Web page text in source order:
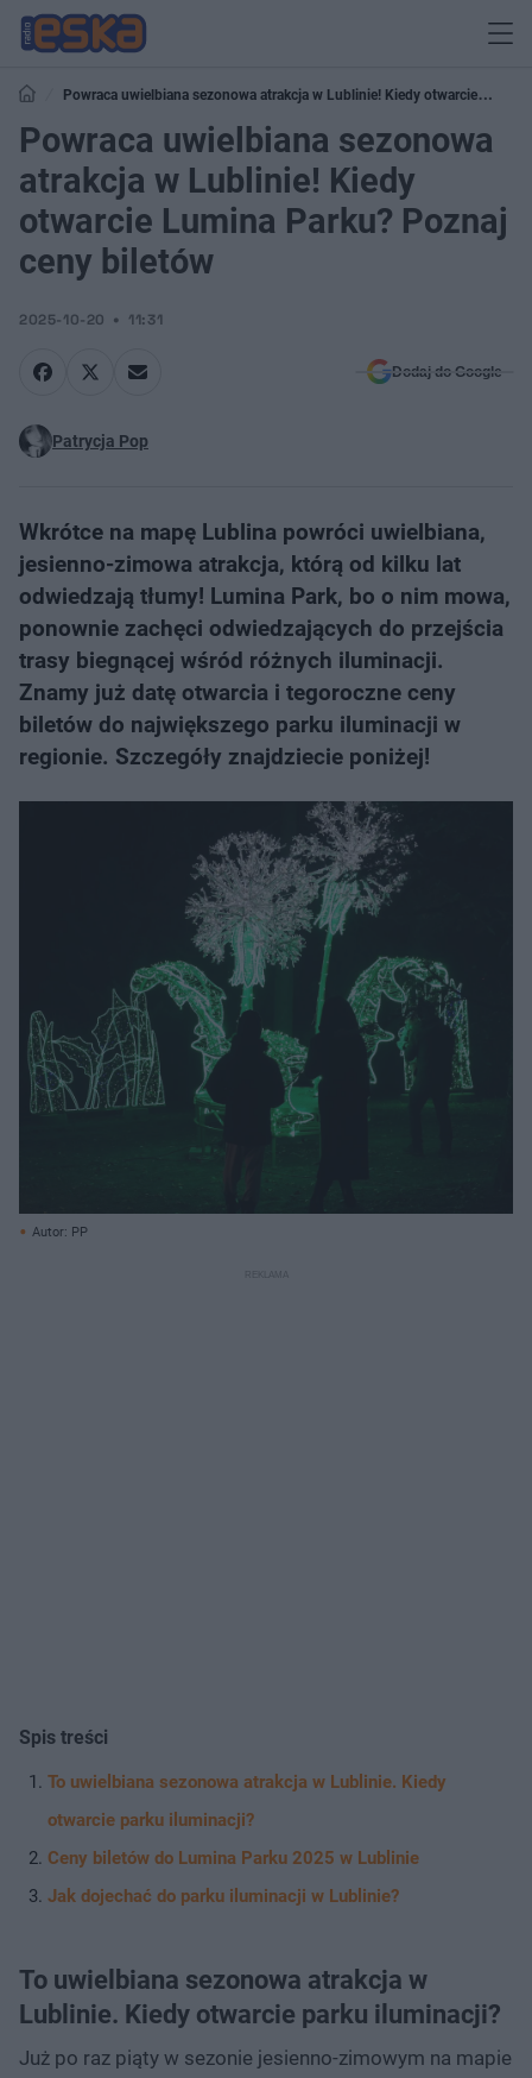
Powraca uwielbiana sezonowa atrakcja w Lublinie! Kiedy otwarcie
Lumina Parku? Poznaj ceny biletów
Powraca uwielbiana sezonowa
atrakcja w Lublinie! Kiedy
otwarcie Lumina Parku? Poznaj
ceny biletów
2025-10-20 11:31
Dodaj do Google
Patrycja Pop
Wkrótce na mapę Lublina powróci uwielbiana,
jesienno-zimowa atrakcja, którą od kilku lat
odwiedzają tłumy! Lumina Park, bo o nim mowa,
ponownie zachęci odwiedzających do przejścia
trasy biegnącej wśród różnych iluminacji.
Znamy już datę otwarcia i tegoroczne ceny
biletów do największego parku iluminacji w
regionie. Szczegóły znajdziecie poniżej!
Autor: PP
Spis treści
To uwielbiana sezonowa atrakcja w Lublinie. Kiedy
otwarcie parku iluminacji?
Ceny biletów do Lumina Parku 2025 w Lublinie
Jak dojechać do parku iluminacji w Lublinie?
To uwielbiana sezonowa atrakcja w
Lublinie. Kiedy otwarcie parku iluminacji?
Już po raz piąty w sezonie jesienno-zimowym na mapie